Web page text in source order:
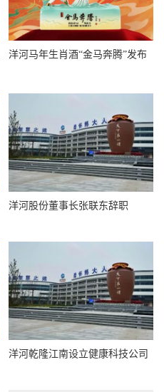
洋河马年生肖酒“金马奔腾”发布
洋河股份董事长张联东辞职
洋河乾隆江南设立健康科技公司